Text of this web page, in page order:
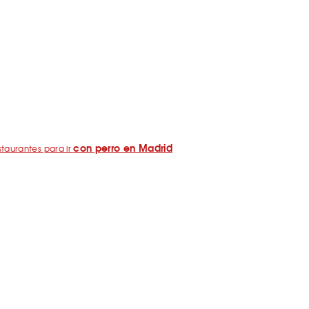
para ircon perro en Madrid